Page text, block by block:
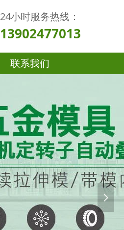
넲
24小时服务热线：
13902477013
联系我们